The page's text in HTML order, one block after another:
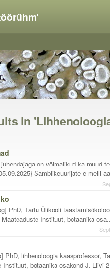
in
on võimalikud ka muud
Samblikeuurijate e-meili
PhD, Tartu Ülikooli
Maateaduste Instituut, botaanika
PhD, lihhenoloogia kaasprofessor,
Instituut, botaanika osakond J. Liivi